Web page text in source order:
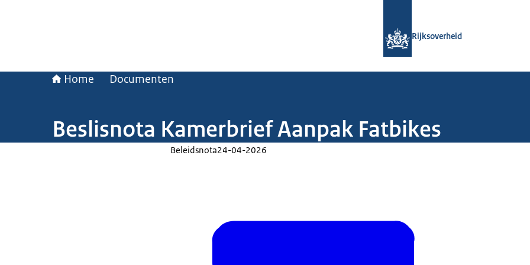
Rijksoverheid
Home Documenten
Beslisnota Kamerbrief Aanpak Fatbikes
Beleidsnota24-04-2026